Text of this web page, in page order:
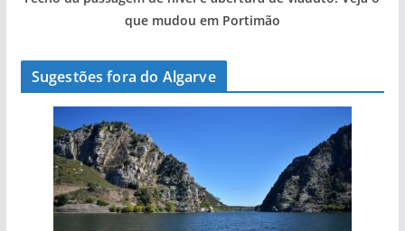
que mudou em Portimão
Sugestões fora do Algarve